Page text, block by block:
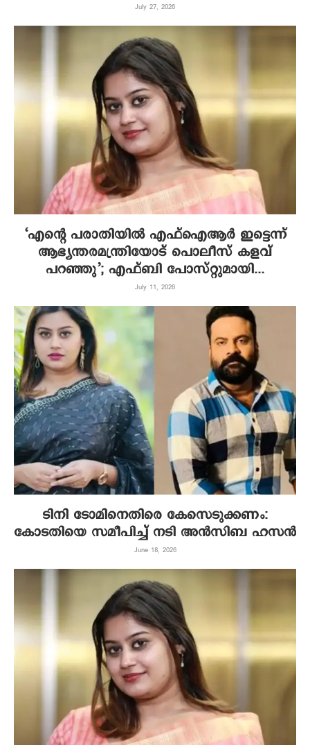
July 27, 2026
‘എന്റെ പരാതിയില്‍ എഫ്‌ഐആര്‍ ഇട്ടെന്ന്
ആഭ്യന്തരമന്ത്രിയോട് പൊലീസ് കളവ്
പറഞ്ഞു’; എഫ്ബി പോസ്റ്റുമായി...
July 11, 2026
ടിനി ടോമിനെതിരെ കേസെടുക്കണം:
കോടതിയെ സമീപിച്ച് നടി അൻസിബ ഹസൻ
June 18, 2026